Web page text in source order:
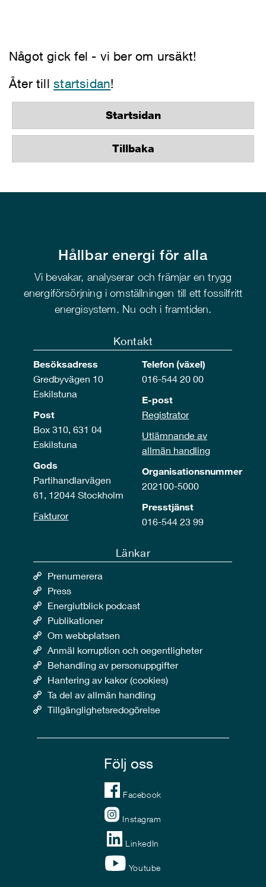
Något gick fel - vi ber om ursäkt!
Åter tillstartsidan!
Startsidan
Tillbaka
Hållbar energi för alla
Vi bevakar, analyserar och främjar en trygg
energiförsörjning i omställningen till ett fossilfritt
energisystem. Nu och i framtiden.
Kontakt
Besöksadress
Gredbyvägen 10
Eskilstuna
Post
Box 310, 631 04
Eskilstuna
Gods
Partihandlarvägen
61, 12044 Stockholm
Fakturor
Telefon (växel)
016-544 20 00
E-post
Registrator
Utlämnande av
allmän handling
Organisationsnummer
202100-5000
Presstjänst
016-544 23 99
Länkar
Prenumerera
Press
Energiutblick podcast
Publikationer
Om webbplatsen
Anmäl korruption och oegentligheter
Behandling av personuppgifter
Hantering av kakor (cookies)
Ta del av allmän handling
Tillgänglighetsredogörelse
Följ oss
Facebook
Instagram
LinkedIn
Youtube